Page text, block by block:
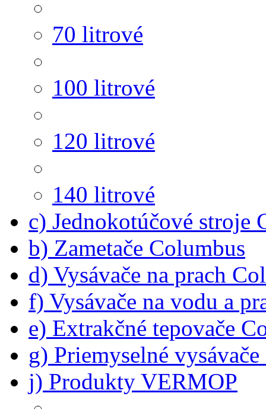
70 litrové
100 litrové
120 litrové
140 litrové
c) Jednokotúčové stroje
b) Zametače Columbus
d) Vysávače na prach
f) Vysávače na vodu a
e) Extrakčné tepovače
g) Priemyselné
j) Produkty VERMOP